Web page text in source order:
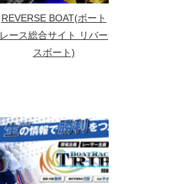
REVERSE BOAT(ボート
レース総合サイト リバー
スボート)